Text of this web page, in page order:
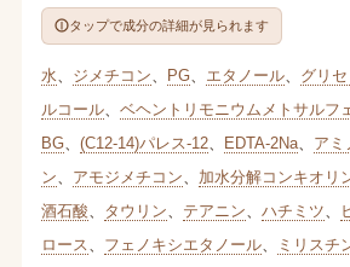
タップで成分の詳細が見られます
水 ジメチコン PG、 エタノール、 グリ
ルコール、 ベヘントリモニウムメトサルフ
BG、 (C12-14)パレス-12、 EDTA-2Na、 アミ
ン
アモジメチコン 加水分解コンキオリ
酒石酸
タウリン テアニン ハチミツ
ロース
フェノキシエタノール、
ミリスチ